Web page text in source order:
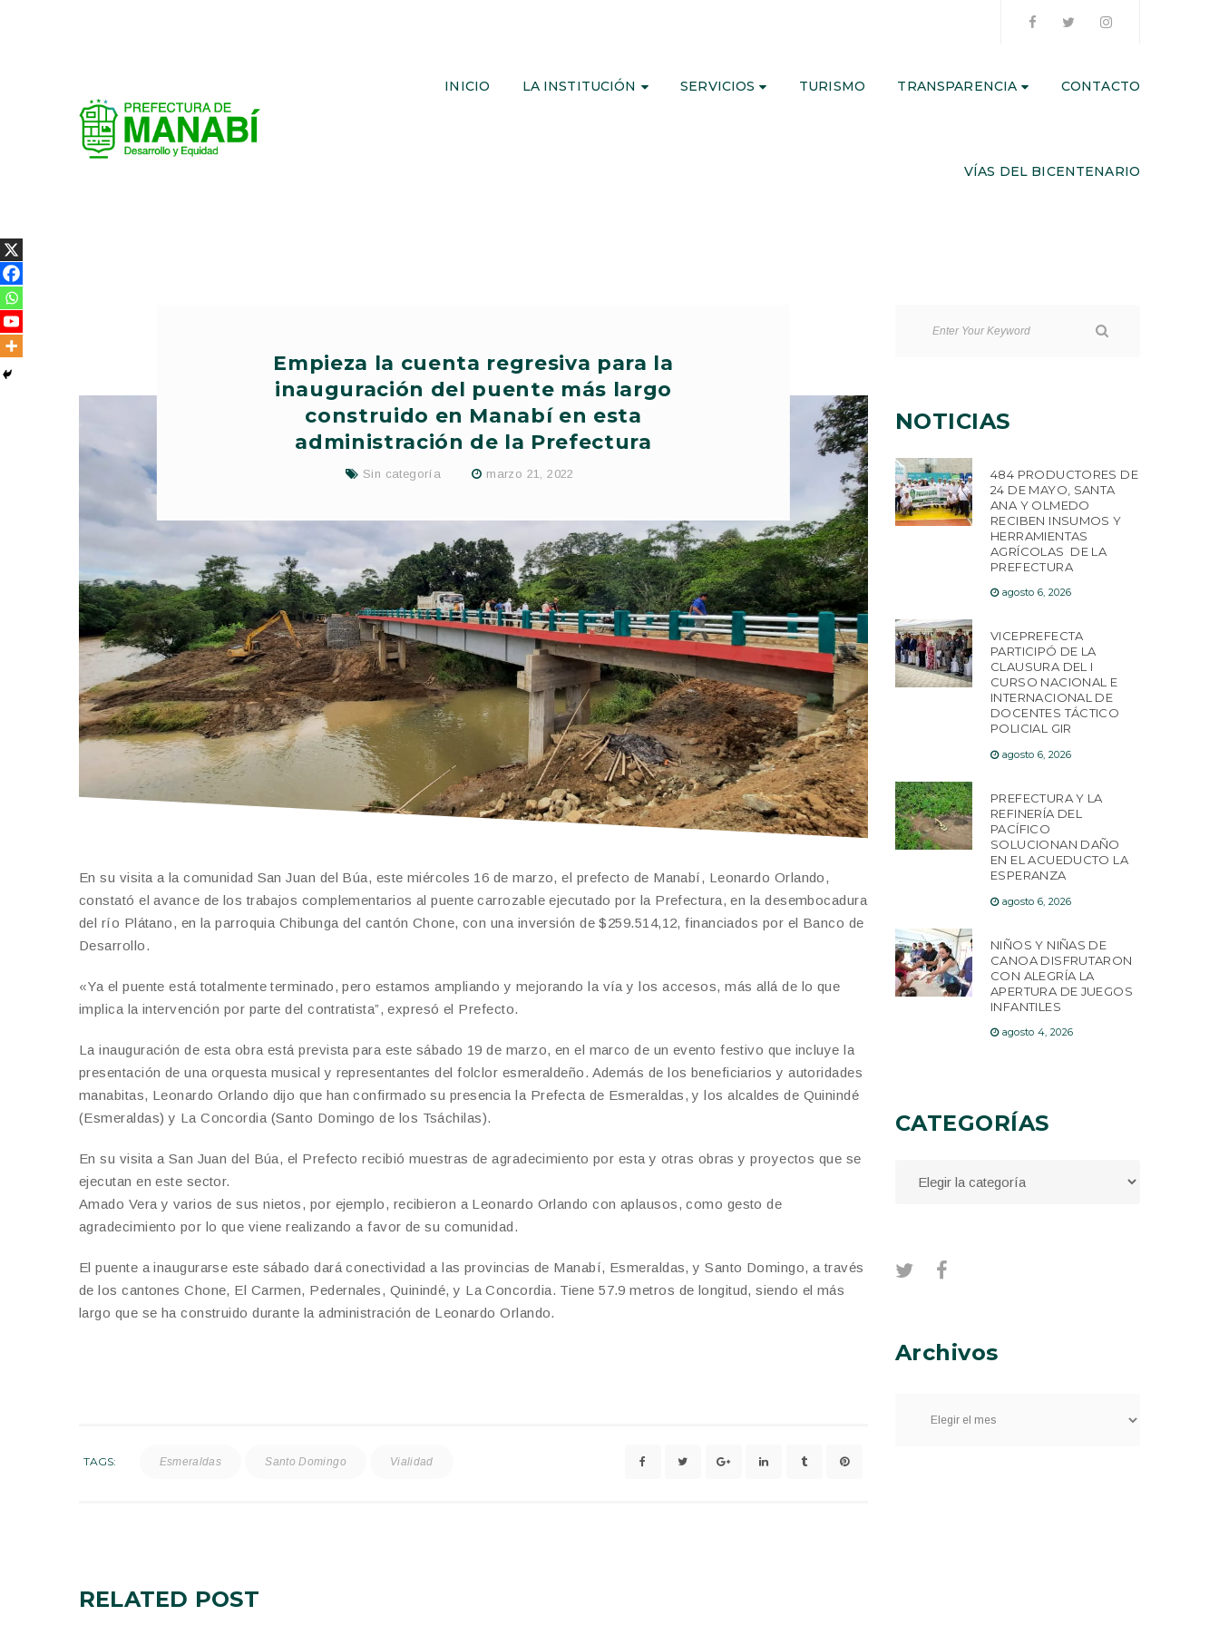
INICIO LA INSTITUCIÓN SERVICIOS TURISMO TRANSPARENCIA CONTACTO
VÍAS DEL BICENTENARIO
Empieza la cuenta regresiva para la
inauguración del puente más largo
construido en Manabí en esta
administración de la Prefectura
Sin categoría marzo 21, 2022
En su visita a la comunidad San Juan del Búa, este miércoles 16 de marzo, el prefecto de Manabí, Leonardo Orlando,
constató el avance de los trabajos complementarios al puente carrozable ejecutado por la Prefectura, en la desembocadura
del río Plátano, en la parroquia Chibunga del cantón Chone, con una inversión de $259.514,12, financiados por el Banco de
Desarrollo.
«Ya el puente está totalmente terminado, pero estamos ampliando y mejorando la vía y los accesos, más allá de lo que
implica la intervención por parte del contratista”, expresó el Prefecto.
La inauguración de esta obra está prevista para este sábado 19 de marzo, en el marco de un evento festivo que incluye la
presentación de una orquesta musical y representantes del folclor esmeraldeño. Además de los beneficiarios y autoridades
manabitas, Leonardo Orlando dijo que han confirmado su presencia la Prefecta de Esmeraldas, y los alcaldes de Quinindé
(Esmeraldas) y La Concordia (Santo Domingo de los Tsáchilas).
En su visita a San Juan del Búa, el Prefecto recibió muestras de agradecimiento por esta y otras obras y proyectos que se
ejecutan en este sector.
Amado Vera y varios de sus nietos, por ejemplo, recibieron a Leonardo Orlando con aplausos, como gesto de
agradecimiento por lo que viene realizando a favor de su comunidad.
El puente a inaugurarse este sábado dará conectividad a las provincias de Manabí, Esmeraldas, y Santo Domingo, a través
de los cantones Chone, El Carmen, Pedernales, Quinindé, y La Concordia. Tiene 57.9 metros de longitud, siendo el más
largo que se ha construido durante la administración de Leonardo Orlando.
TAGS: Esmeraldas Santo Domingo Vialidad
RELATED POST
NOTICIAS
484 PRODUCTORES DE
24 DE MAYO, SANTA
ANA Y OLMEDO
RECIBEN INSUMOS Y
HERRAMIENTAS
AGRÍCOLAS DE LA
PREFECTURA
agosto 6, 2026
VICEPREFECTA
PARTICIPÓ DE LA
CLAUSURA DEL I
CURSO NACIONAL E
INTERNACIONAL DE
DOCENTES TÁCTICO
POLICIAL GIR
agosto 6, 2026
PREFECTURA Y LA
REFINERÍA DEL
PACÍFICO
SOLUCIONAN DAÑO
EN EL ACUEDUCTO LA
ESPERANZA
agosto 6, 2026
NIÑOS Y NIÑAS DE
CANOA DISFRUTARON
CON ALEGRÍA LA
APERTURA DE JUEGOS
INFANTILES
agosto 4, 2026
CATEGORÍAS
Archivos